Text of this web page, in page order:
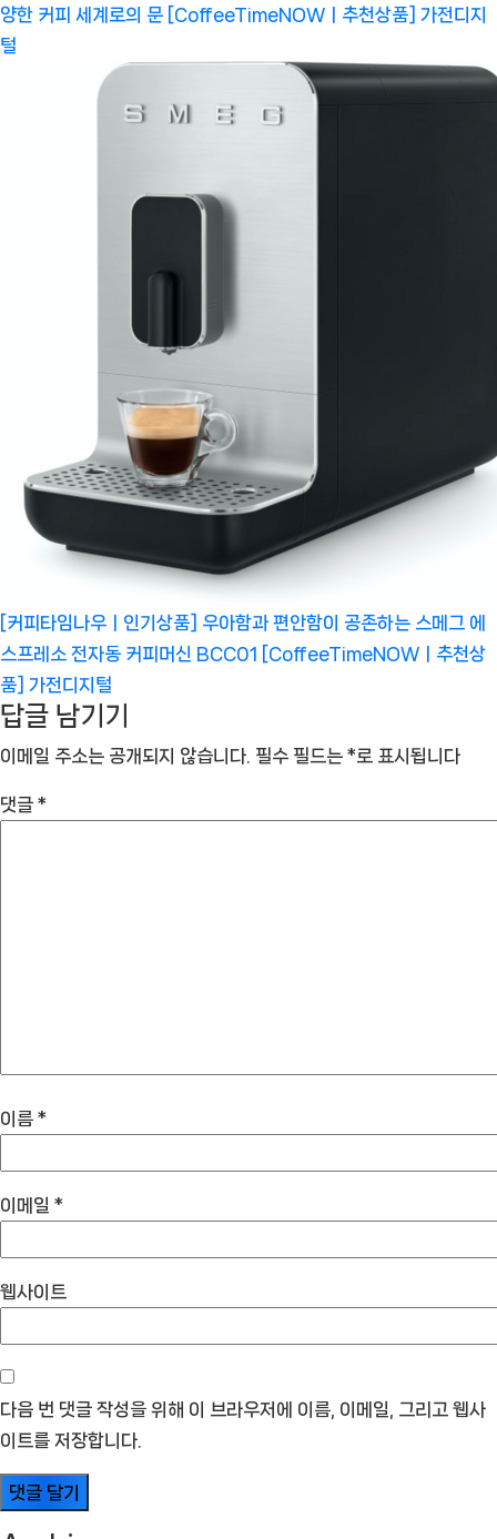
양한 커피 세계로의 문 [CoffeeTimeNOWㅣ추천상품] 가전디지
털
[커피타임나우ㅣ인기상품] 우아함과 편안함이 공존하는 스메그 에
스프레소 전자동 커피머신 BCC01 [CoffeeTimeNOWㅣ추천상
품] 가전디지털
답글 남기기
이메일 주소는 공개되지 않습니다. 필수 필드는 *로 표시됩니다
댓글 *
이름 *
이메일 *
웹사이트
다음 번 댓글 작성을 위해 이 브라우저에 이름, 이메일, 그리고 웹사
이트를 저장합니다.